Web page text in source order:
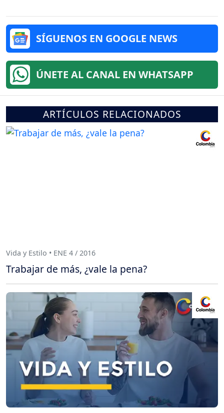
SÍGUENOS EN GOOGLE NEWS
ÚNETE AL CANAL EN WHATSAPP
ARTÍCULOS RELACIONADOS
Vida y Estilo • ENE 4 / 2016
Trabajar de más, ¿vale la pena?